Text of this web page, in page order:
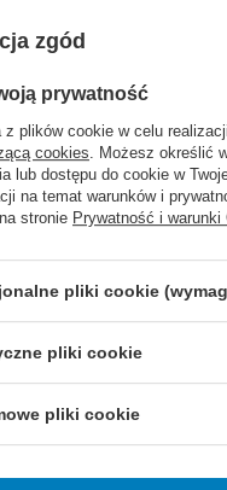
tępo-
chirurgicznych.
wykonane
T/T
16,5 cm
24,00 zł
do insuliny
0,3 x 8 mm
sterylna.
z igłą
zatyczką.
zgód
prywatność
plików cookie w celu
cookies. Możesz określić
lub dostępu do cookie w
na temat warunków i
stronie Prywatność i warunki
pliki cookie
pliki cookie
pliki cookie